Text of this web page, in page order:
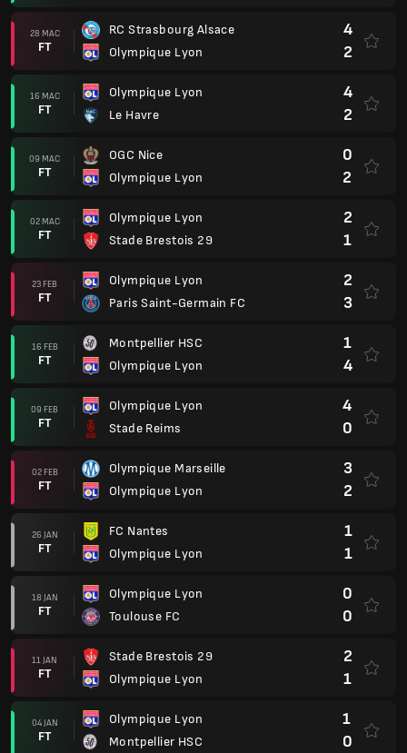
28 MAC
FT
RC Strasbourg Alsace
Olympique Lyon
4
2
16 MAC
FT
Olympique Lyon
Le Havre
4
2
09 MAC
FT
OGC Nice
Olympique Lyon
0
2
02 MAC
FT
Olympique Lyon
Stade Brestois 29
2
1
23 FEB
FT
Olympique Lyon
Paris Saint-Germain FC
2
3
16 FEB
FT
Montpellier HSC
Olympique Lyon
1
4
09 FEB
FT
Olympique Lyon
Stade Reims
4
0
02 FEB
FT
Olympique Marseille
Olympique Lyon
3
2
26 JAN
FT
FC Nantes
Olympique Lyon
1
1
18 JAN
FT
Olympique Lyon
Toulouse FC
0
0
11 JAN
FT
Stade Brestois 29
Olympique Lyon
2
1
04 JAN
FT
Olympique Lyon
Montpellier HSC
1
0